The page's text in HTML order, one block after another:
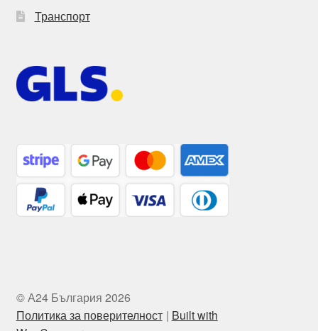
Транспорт
© А24 България 2026
Политика за поверителност
Built with